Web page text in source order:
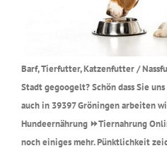
Barf, Tierfutter, Katzenfutter /
Stadt gegoogelt? Schön dass Sie
auch in 39397 Gröningen arbeiten
Hundeernährung ⏩Tiernahrung
noch einiges mehr. Pünktlichkeit